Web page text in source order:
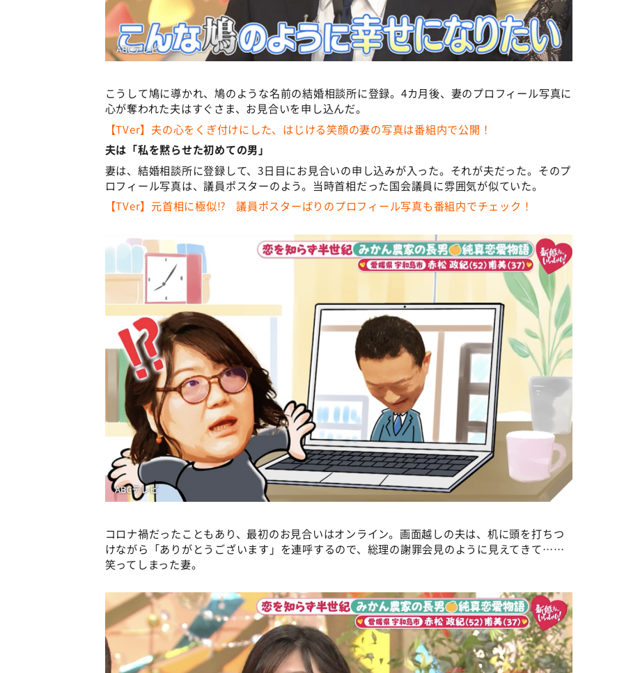
こうして鳩に導かれ、鳩のような名前の結婚相談所に登録。4カ月後、妻のプロフィール写真に
心が奪われた夫はすぐさま、お見合いを申し込んだ。
【TVer】夫の心をくぎ付けにした、はじける笑顔の妻の写真は番組内で公開！
夫は「私を黙らせた初めての男」
妻は、結婚相談所に登録して、3日目にお見合いの申し込みが入った。それが夫だった。そのプ
ロフィール写真は、議員ポスターのよう。当時首相だった国会議員に雰囲気が似ていた。
【TVer】元首相に極似⁉ 議員ポスターばりのプロフィール写真も番組内でチェック！
コロナ禍だったこともあり、最初のお見合いはオンライン。画面越しの夫は、机に頭を打ちつ
けながら「ありがとうございます」を連呼するので、総理の謝罪会見のように見えてきて……
笑ってしまった妻。